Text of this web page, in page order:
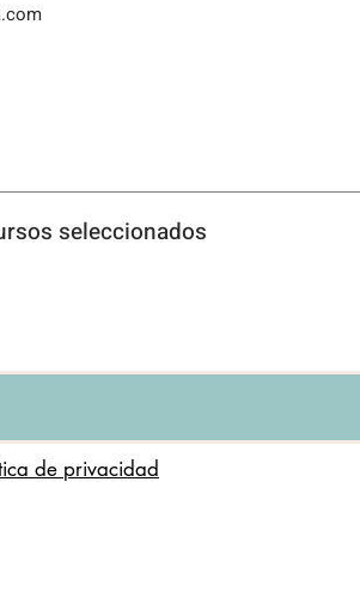
del comienzo del
Si la cancelación
alumno perderá
seleccionados
de privacidad